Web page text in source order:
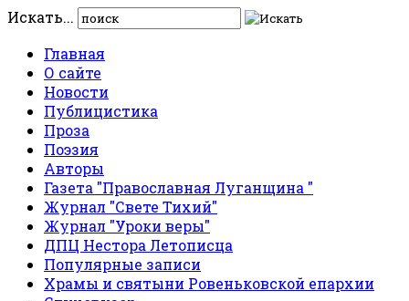
Искать...
Главная
О сайте
Новости
Публицистика
Проза
Поэзия
Авторы
Газета "Православная Луганщина "
Журнал "Свете Тихий"
Журнал "Уроки веры"
ДПЦ Нестора Летописца
Популярные записи
Храмы и святыни Ровеньковской епархии